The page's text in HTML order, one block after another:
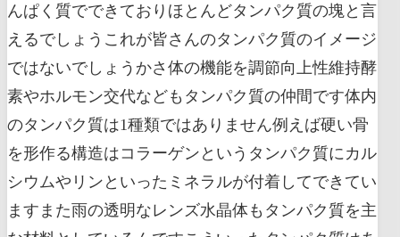
んぱく質でできておりほとんどタンパク質の塊と言
えるでしょうこれが皆さんのタンパク質のイメージ
ではないでしょうかさ体の機能を調節向上性維持酵
素やホルモン交代などもタンパク質の仲間です体内
のタンパク質は1種類ではありません例えば硬い骨
を形作る構造はコラーゲンというタンパク質にカル
シウムやリンといったミネラルが付着してできてい
ますまた雨の透明なレンズ水晶体もタンパク質を主